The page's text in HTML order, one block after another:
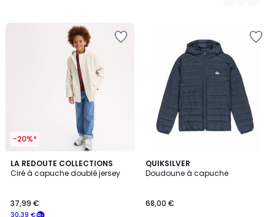
-20%*
LA REDOUTE COLLECTIONS
Ciré à capuche doublé jersey
30,39 €
37,99 €
2
Couleurs
QUIKSILVER
Doudoune à capuche
68,00 €
4
/
3
Couleurs